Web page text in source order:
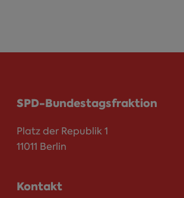
SPD-Bundestagsfraktion
Platz der Republik 1
11011 Berlin
Kontakt